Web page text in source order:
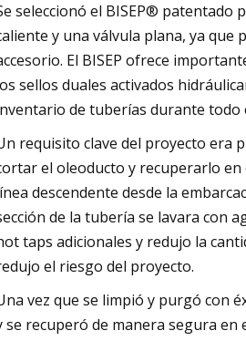
seleccionó el BISEP® patentado
y una válvula plana, ya
El BISEP ofrece
sellos duales activados
de tuberías durante todo
requisito clave del proyecto era
el oleoducto y recuperarlo en
descendente desde la
de la tubería se lavara con
taps adicionales y redujo la
el riesgo del proyecto.
vez que se limpió y purgó con
se recuperó de manera segura